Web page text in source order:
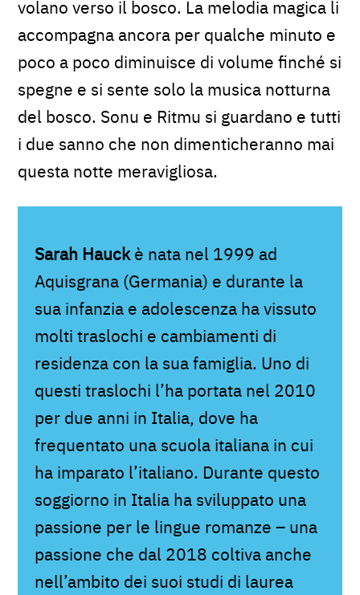
volano verso il bosco. La melodia magica li
accompagna ancora per qualche minuto e
poco a poco diminuisce di volume finché si
spegne e si sente solo la musica notturna
del bosco. Sonu e Ritmu si guardano e tutti
i due sanno che non dimenticheranno mai
questa notte meravigliosa.
Sarah Hauckè nata nel 1999 ad
Aquisgrana (Germania) e durante la
sua infanzia e adolescenza ha vissuto
molti traslochi e cambiamenti di
residenza con la sua famiglia. Uno di
questi traslochi l’ha portata nel 2010
per due anni in Italia, dove ha
frequentato una scuola italiana in cui
ha imparato l’italiano. Durante questo
soggiorno in Italia ha sviluppato una
passione per le lingue romanze – una
passione che dal 2018 coltiva anche
nell’ambito dei suoi studi di laurea